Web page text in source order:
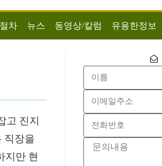
차 뉴스 동영상/칼럼 유용한정보
고 진지
직장을
지만 현